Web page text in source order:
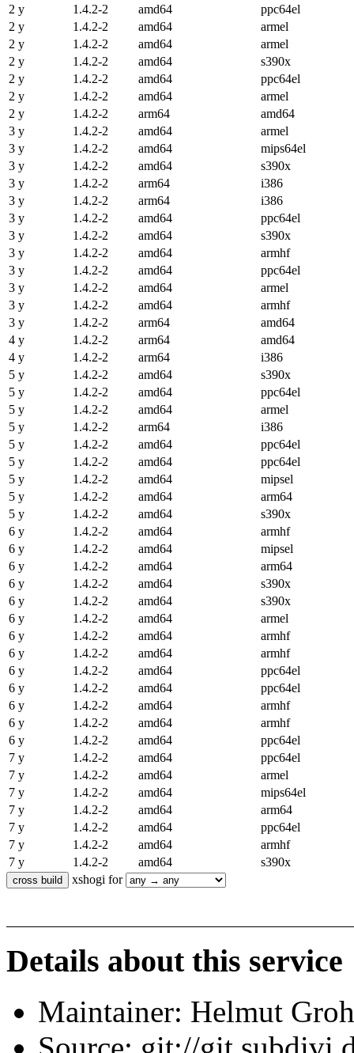
2 y
1.4.2-2 amd64
ppc64el
2 y
1.4.2-2 amd64
armel
2 y
1.4.2-2 amd64
armel
2 y
1.4.2-2 amd64
s390x
2 y
1.4.2-2 amd64
ppc64el
2 y
1.4.2-2 amd64
armel
2 y
1.4.2-2 arm64
amd64
3 y
1.4.2-2 amd64
armel
3 y
1.4.2-2 amd64
mips64el
3 y
1.4.2-2 amd64
s390x
3 y
1.4.2-2 arm64
i386
3 y
1.4.2-2 arm64
i386
3 y
1.4.2-2 amd64
ppc64el
3 y
1.4.2-2 amd64
s390x
3 y
1.4.2-2 amd64
armhf
3 y
1.4.2-2 amd64
ppc64el
3 y
1.4.2-2 amd64
armel
3 y
1.4.2-2 amd64
armhf
3 y
1.4.2-2 arm64
amd64
4 y
1.4.2-2 arm64
amd64
4 y
1.4.2-2 arm64
i386
5 y
1.4.2-2 amd64
s390x
5 y
1.4.2-2 amd64
ppc64el
5 y
1.4.2-2 amd64
armel
5 y
1.4.2-2 arm64
i386
5 y
1.4.2-2 amd64
ppc64el
5 y
1.4.2-2 amd64
ppc64el
5 y
1.4.2-2 amd64
mipsel
5 y
1.4.2-2 amd64
arm64
5 y
1.4.2-2 amd64
s390x
6 y
1.4.2-2 amd64
armhf
6 y
1.4.2-2 amd64
mipsel
6 y
1.4.2-2 amd64
arm64
6 y
1.4.2-2 amd64
s390x
6 y
1.4.2-2 amd64
s390x
6 y
1.4.2-2 amd64
armel
6 y
1.4.2-2 amd64
armhf
6 y
1.4.2-2 amd64
armhf
6 y
1.4.2-2 amd64
ppc64el
6 y
1.4.2-2 amd64
ppc64el
6 y
1.4.2-2 amd64
armhf
6 y
1.4.2-2 amd64
armhf
6 y
1.4.2-2 amd64
ppc64el
7 y
1.4.2-2 amd64
ppc64el
7 y
1.4.2-2 amd64
armel
7 y
1.4.2-2 amd64
mips64el
7 y
1.4.2-2 amd64
arm64
7 y
1.4.2-2 amd64
ppc64el
7 y
1.4.2-2 amd64
armhf
7 y
1.4.2-2 amd64
s390x
xshogi for
Details about this service
Maintainer: Helmut